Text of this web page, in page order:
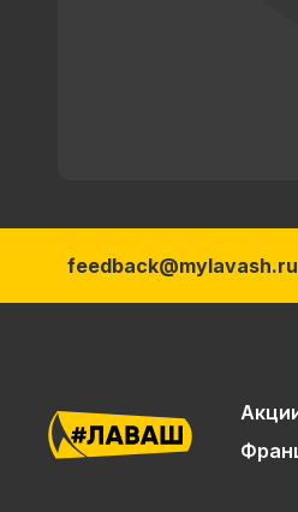
feedback@mylavash.ru